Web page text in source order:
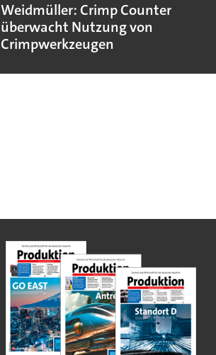
Weidmüller: Crimp Counter
überwacht Nutzung von
Crimpwerkzeugen